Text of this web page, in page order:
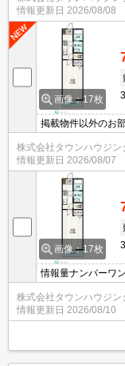
情報更新日 2026/08/08
画像：17枚
掲載物件以外のお
丁寧にご対応させ
す！お気軽にお問
株式会社タウンハウジン
情報更新日 2026/08/07
画像：17枚
情報量ナンバーワ
寺店にお任せを！
株式会社タウンハウジン
情報更新日 2026/08/10